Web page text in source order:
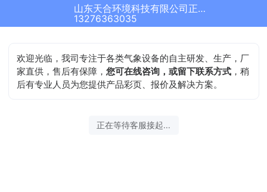
山东天合环境科技有限公司正在为您服务
13276363035
欢迎光临，我司专注于各类气象设备的自主研发、生产，厂
家直供，售后有保障，您可在线咨询，或留下联系方式 ，稍
后有专业人员为您提供产品彩页、报价及解决方案。
正在等待客服接起...